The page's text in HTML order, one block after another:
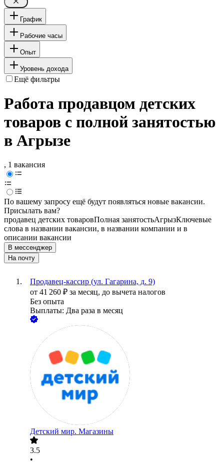
График
Рабочие часы
Опыт
Уровень дохода
Ещё фильтры
Работа продавцом детских
товаров с полной занятостью
в Агрызе
, 1 вакансия
По вашему запросу ещё будут появляться новые вакансии.
Присылать вам?
продавец детских товаровПолная занятостьАгрызКлючевые
слова в названии вакансии, в названии компании и в
описании вакансии
В мессенджер
На почту
Продавец-кассир (ул. Гагарина, д. 9)
от 41 260 ₽ за месяц, до вычета налогов
Без опыта
Выплаты: Два раза в месяц
Детский мир. Магазины
3.5
•